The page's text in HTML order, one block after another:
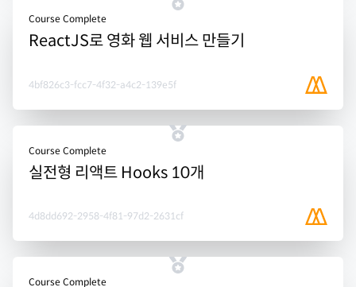
Course Complete
ReactJS로 영화 웹 서비스 만들기
4bf826c3-fcc7-4f32-a4c2-139e5f
Course Complete
실전형 리액트 Hooks 10개
4d8dd692-2958-4f81-97d2-2631cf
Course Complete